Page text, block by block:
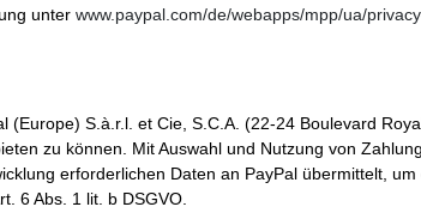
unter www.paypal.com/de/webapps/mpp/ua/
S.à.r.l. et Cie, S.C.A. (22-24 Boulevard
zu können. Mit Auswahl und Nutzung von
erforderlichen Daten an PayPal übermittelt,
6 Abs. 1 lit. b DSGVO.